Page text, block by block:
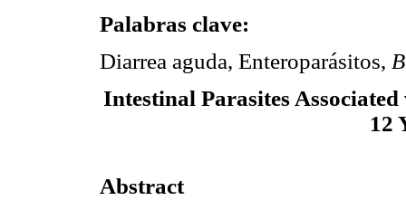
Palabras clave:
Diarrea aguda, Enteroparásitos,
Intestinal Parasites
12
Abstract